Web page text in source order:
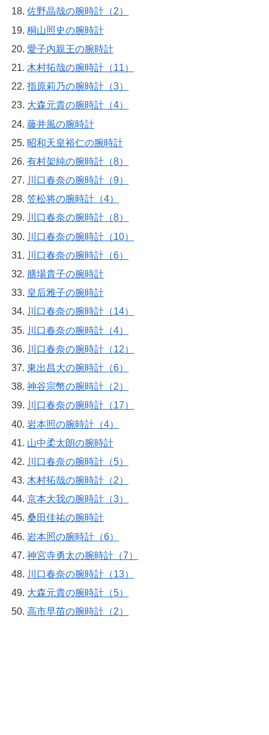
佐野晶哉の腕時計（2）
桐山照史の腕時計
愛子内親王の腕時計
木村拓哉の腕時計（11）
指原莉乃の腕時計（3）
大森元貴の腕時計（4）
藤井風の腕時計
昭和天皇裕仁の腕時計
有村架純の腕時計（8）
川口春奈の腕時計（9）
笠松将の腕時計（4）
川口春奈の腕時計（8）
川口春奈の腕時計（10）
川口春奈の腕時計（6）
膳場貴子の腕時計
皇后雅子の腕時計
川口春奈の腕時計（14）
川口春奈の腕時計（4）
川口春奈の腕時計（12）
東出昌大の腕時計（6）
神谷宗幣の腕時計（2）
川口春奈の腕時計（17）
岩本照の腕時計（4）
山中柔太朗の腕時計
川口春奈の腕時計（5）
木村拓哉の腕時計（2）
京本大我の腕時計（3）
桑田佳祐の腕時計
岩本照の腕時計（6）
神宮寺勇太の腕時計（7）
川口春奈の腕時計（13）
大森元貴の腕時計（5）
高市早苗の腕時計（2）